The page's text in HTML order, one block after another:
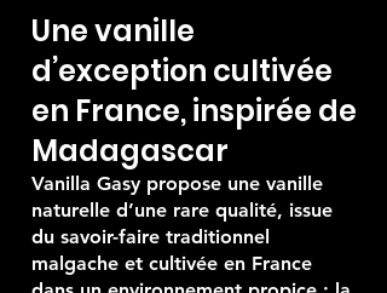
vos créations professionnelles.
Une vanille
d’exception cultivée
en France, inspirée de
Madagascar
Vanilla Gasy propose une vanille
naturelle d’une rare qualité, issue
du savoir-faire traditionnel